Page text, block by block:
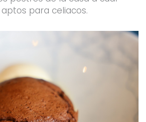
para celiacos.